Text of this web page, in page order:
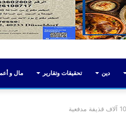
دين تحقيقات وتقارير مال و